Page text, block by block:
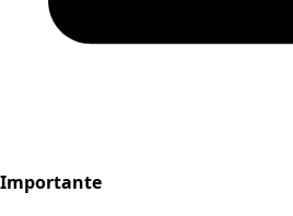
Importante